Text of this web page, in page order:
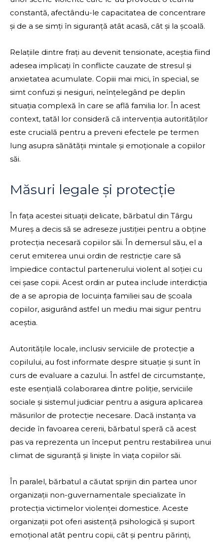
constantă, afectându-le capacitatea de concentrare
și de a se simți în siguranță atât acasă, cât și la școală.
Relațiile dintre frați au devenit tensionate, aceștia fiind
adesea implicați în conflicte cauzate de stresul și
anxietatea acumulate. Copiii mai mici, în special, se
simt confuzi și nesiguri, neînțelegând pe deplin
situația complexă în care se află familia lor. În acest
context, tatăl lor consideră că intervenția autorităților
este crucială pentru a preveni efectele pe termen
lung asupra sănătății mintale și emoționale a copiilor
săi.
Măsuri legale și protecție
În fața acestei situații delicate, bărbatul din Târgu
Mureș a decis să se adreseze justiției pentru a obține
protecția necesară copiilor săi. În demersul său, el a
cerut emiterea unui ordin de restricție care să
împiedice contactul partenerului violent al soției cu
cei șase copii. Acest ordin ar putea include interdicția
de a se apropia de locuința familiei sau de școala
copiilor, asigurând astfel un mediu mai sigur pentru
aceștia.
Autoritățile locale, inclusiv serviciile de protecție a
copilului, au fost informate despre situație și sunt în
curs de evaluare a cazului. În astfel de circumstanțe,
este esențială colaborarea dintre poliție, serviciile
sociale și sistemul judiciar pentru a asigura aplicarea
măsurilor de protecție necesare. Dacă instanța va
decide în favoarea cererii, bărbatul speră că acest
pas va reprezenta un început pentru restabilirea unui
climat de siguranță și liniște în viața copiilor săi.
În paralel, bărbatul a căutat sprijin din partea unor
organizații non-guvernamentale specializate în
protecția victimelor violenței domestice. Aceste
organizații pot oferi asistență psihologică și suport
emoțional atât pentru copii, cât și pentru părinți,